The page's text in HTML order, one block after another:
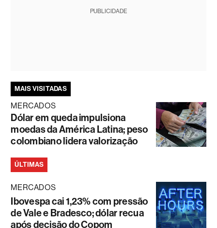
PUBLICIDADE
MAIS VISITADAS
MERCADOS
Dólar em queda impulsiona
moedas da América Latina; peso
colombiano lidera valorização
ÚLTIMAS
MERCADOS
Ibovespa cai 1,23% com pressão
de Vale e Bradesco; dólar recua
após decisão do Copom